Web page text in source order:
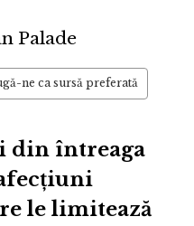
Palade
ne ca sursă preferată
din întreaga
le limitează